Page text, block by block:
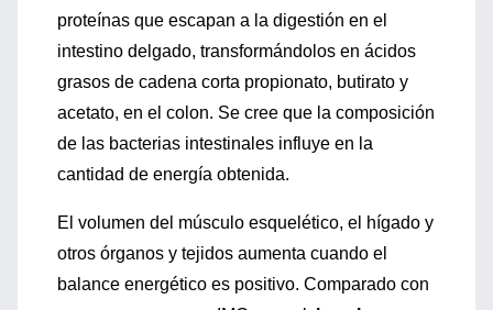
proteínas que escapan a la digestión en el
intestino delgado, transformándolos en ácidos
grasos de cadena corta propionato, butirato y
acetato, en el colon. Se cree que la composición
de las bacterias intestinales influye en la
cantidad de energía obtenida.
El volumen del músculo esquelético, el hígado y
otros órganos y tejidos aumenta cuando el
balance energético es positivo. Comparado con